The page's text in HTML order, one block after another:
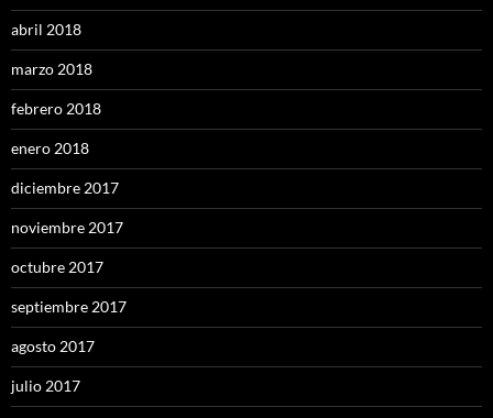
abril 2018
marzo 2018
febrero 2018
enero 2018
diciembre 2017
noviembre 2017
octubre 2017
septiembre 2017
agosto 2017
julio 2017